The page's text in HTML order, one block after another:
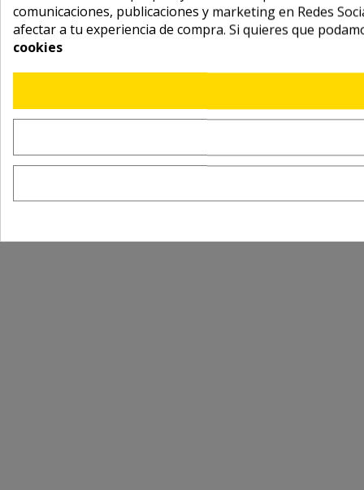
comunicaciones, publicaciones y marketing en Redes
afectar a tu experiencia de compra. Si quieres que
cookies